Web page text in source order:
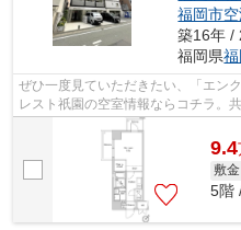
福岡市
築16年 /
福岡県
ぜひ一度見ていただきたい、「エン
レスト祇園の空室情報ならコチラ。
場などが揃っております。風通しの
9.4
敷金
5階